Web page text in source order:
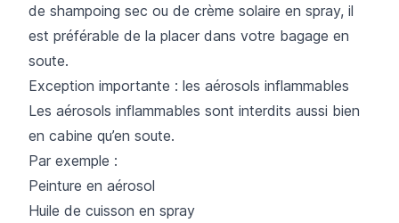
de shampoing sec ou de crème solaire en spray, il
est préférable de la placer dans votre bagage en
soute.
Exception importante : les aérosols inflammables
Les aérosols inflammables sont interdits aussi bien
en cabine qu’en soute.
Par exemple :
Peinture en aérosol
Huile de cuisson en spray